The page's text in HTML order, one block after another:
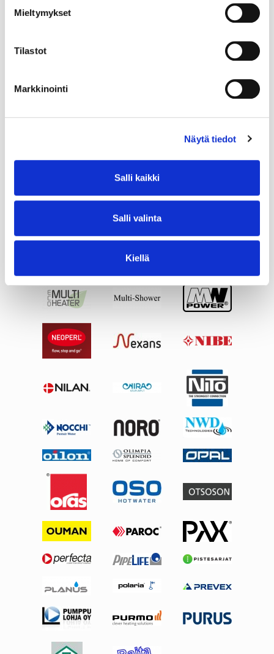
Mieltymykset
Tilastot
Markkinointi
Näytä tiedot
Salli kaikki
Salli valinta
Kiellä